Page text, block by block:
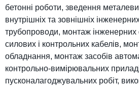
бетонні роботи, зведення
внутрішніх та зовнішніх
трубопроводи, монтаж інженерних
силових і контрольних кабелів,
обладнання, монтаж засобів
контрольно-вимірювальних
пусконалагоджувальних робіт,